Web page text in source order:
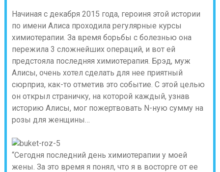
Начиная с декабря 2015 года, героиня этой истории
по имени Алиса проходила регулярные курсы
химиотерапии. За время борьбы с болезнью она
пережила 3 сложнейших операций, и вот ей
предстояла последняя химиотерапия. Брэд, муж
Алисы, очень хотел сделать для нее приятный
сюрприз, как-то отметив это событие. С этой целью
он открыл страничку, на которой каждый, узнав
историю Алисы, мог пожертвовать N-ную сумму на
розы для женщины…
“Сегодня последний день химиотерапии у моей
жены. За это время я понял, что я в восторге от ее